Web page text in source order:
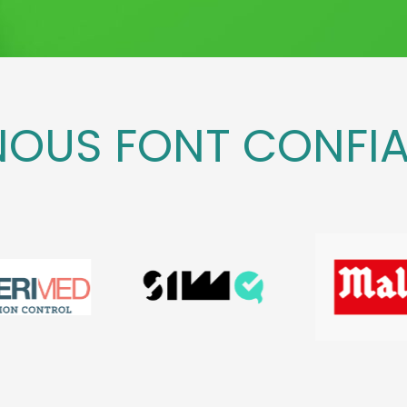
FONT